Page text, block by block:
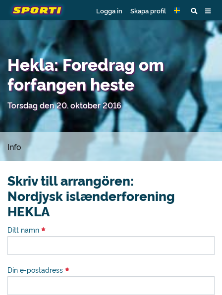
Logga in Skapa profil
Hekla: Foredrag om
forfangen heste
Torsdag den 20. oktober 2016
Info
Skriv till arrangören:
Nordjysk islænderforening
HEKLA
Ditt namn
Din e-postadress